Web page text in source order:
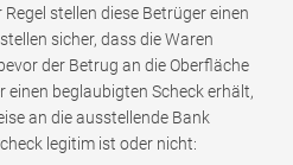
stellen diese Betrüger einen
sicher, dass die Waren
der Betrug an die Oberfläche
einen beglaubigten Scheck erhält,
an die ausstellende Bank
legitim ist oder nicht: